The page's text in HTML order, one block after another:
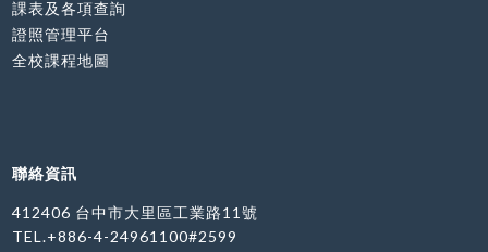
課表及各項查詢
證照管理平台
全校課程地圖
聯絡資訊
412406 台中市大里區工業路11號
TEL.+886-4-24961100#2599